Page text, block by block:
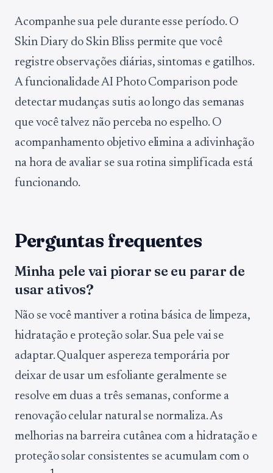
Acompanhe sua pele durante esse período. O
Skin Diary do Skin Bliss permite que você
registre observações diárias, sintomas e gatilhos.
A funcionalidade AI Photo Comparison pode
detectar mudanças sutis ao longo das semanas
que você talvez não perceba no espelho. O
acompanhamento objetivo elimina a adivinhação
na hora de avaliar se sua rotina simplificada está
funcionando.
Perguntas frequentes
Minha pele vai piorar se eu parar de
usar ativos?
Não se você mantiver a rotina básica de limpeza,
hidratação e proteção solar. Sua pele vai se
adaptar. Qualquer aspereza temporária por
deixar de usar um esfoliante geralmente se
resolve em duas a três semanas, conforme a
renovação celular natural se normaliza. As
melhorias na barreira cutânea com a hidratação e
proteção solar consistentes se acumulam com o